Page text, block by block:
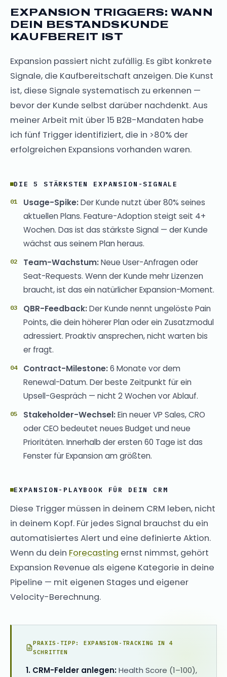
EXPANSION TRIGGERS: WANN
DEIN BESTANDSKUNDE
KAUFBEREIT IST
Expansion passiert nicht zufällig. Es gibt konkrete
Signale, die Kaufbereitschaft anzeigen. Die Kunst
ist, diese Signale systematisch zu erkennen —
bevor der Kunde selbst darüber nachdenkt. Aus
meiner Arbeit mit über 15 B2B-Mandaten habe
ich fünf Trigger identifiziert, die in >80% der
erfolgreichen Expansions vorhanden waren.
DIE 5 STÄRKSTEN EXPANSION-SIGNALE
Usage-Spike:Der Kunde nutzt über 80% seines
aktuellen Plans. Feature-Adoption steigt seit 4+
Wochen. Das ist das stärkste Signal — der Kunde
wächst aus seinem Plan heraus.
Team-Wachstum:Neue User-Anfragen oder
Seat-Requests. Wenn der Kunde mehr Lizenzen
braucht, ist das ein natürlicher Expansion-Moment.
QBR-Feedback:Der Kunde nennt ungelöste Pain
Points, die dein höherer Plan oder ein Zusatzmodul
adressiert. Proaktiv ansprechen, nicht warten bis
er fragt.
Contract-Milestone:6 Monate vor dem
Renewal-Datum. Der beste Zeitpunkt für ein
Upsell-Gespräch — nicht 2 Wochen vor Ablauf.
Stakeholder-Wechsel:Ein neuer VP Sales, CRO
oder CEO bedeutet neues Budget und neue
Prioritäten. Innerhalb der ersten 60 Tage ist das
Fenster für Expansion am größten.
EXPANSION-PLAYBOOK FÜR DEIN CRM
Diese Trigger müssen in deinem CRM leben, nicht
in deinem Kopf. Für jedes Signal brauchst du ein
automatisiertes Alert und eine definierte Aktion.
Wenn du dein Forecasting ernst nimmst, gehört
Expansion Revenue als eigene Kategorie in deine
Pipeline — mit eigenen Stages und eigener
Velocity-Berechnung.
PRAXIS-TIPP: EXPANSION-TRACKING IN 4
SCHRITTEN
1. CRM-Felder anlegen:Health Score (1–100),